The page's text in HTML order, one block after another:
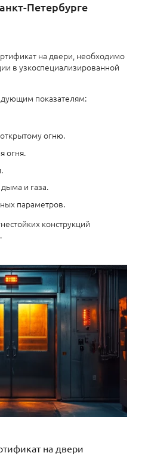
Петербурге
на двери, необходимо
в узкоспециализированной
показателям:
огню.
огня.
и газа.
параметров.
конструкций
на двери